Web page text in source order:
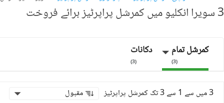
3 سویرا انکلیو میں کمرشل پراپرٹیز برائے فروخت
کمرشل تمام
(
3
)
دکانات
(
3
)
3 میں سے 1 سے 3 تک کمرشل پراپرٹیز مقبول